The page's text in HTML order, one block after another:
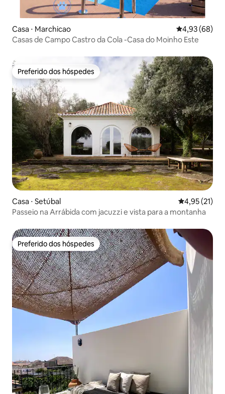
Casa ⋅ Marchicao 4,93 de uma
4,93 (68)
Casas de Campo Castro da Cola -Casa do Moinho Este
Preferido dos hóspedes
Preferido dos hóspedes
Casa ⋅ Setúbal 4,95 de uma
4,95 (21)
Passeio na Arrábida com jacuzzi e vista para a montanha
Preferido dos hóspedes
Preferido dos hóspedes